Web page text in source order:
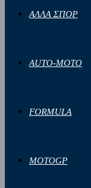
ΑΛΛΑ ΣΠΟΡ
AUTO-MOTO
FORMULA
MOTOGP